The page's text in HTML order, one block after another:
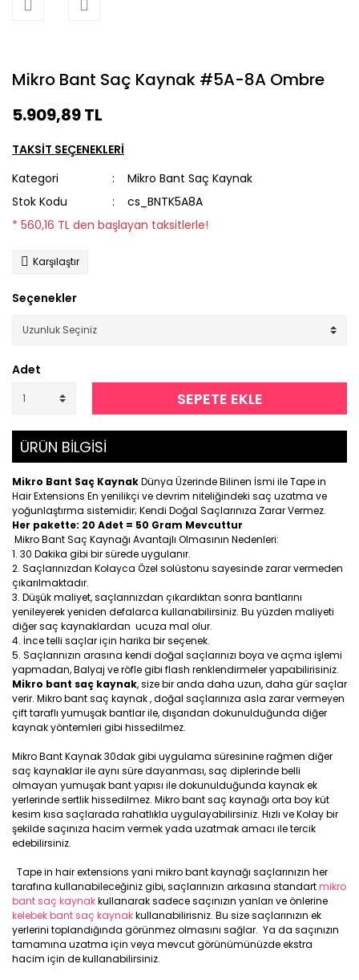
Mikro Bant Saç Kaynak #5A-8A Ombre
5.909,89 TL
TAKSİT SEÇENEKLERİ
Kategori
Mikro Bant Saç Kaynak
Stok Kodu
cs_BNTK5A8A
* 560,16 TL den başlayan taksitlerle!
Karşılaştır
Seçenekler
Adet
SEPETE EKLE
ÜRÜN BİLGİSİ
Mikro Bant Saç KaynakDünya Üzerinde Bilinen İsmi ile Tape in
Hair Extensions En yenilikçi ve devrim niteliğindeki saç uzatma ve
yoğunlaştırma sistemidir; Kendi Doğal Saçlarınıza Zarar Vermez.
Her pakette: 20 Adet = 50 Gram Mevcuttur
Mikro Bant Saç Kaynağı Avantajlı Olmasının Nedenleri:
30 Dakika gibi bir sürede uygulanır.
Saçlarınızdan Kolayca Özel solüstonu sayesinde zarar vermeden
çıkarılmaktadır.
Düşük maliyet, saçlarınızdan çıkardıktan sonra bantlarını
yenileyerek yeniden defalarca kullanabilirsiniz. Bu yüzden maliyeti
diğer saç kaynaklardan ucuza mal olur.
İnce telli saçlar için harika bir seçenek.
Saçlarınızın arasına kendi doğal saçlarınızı boya ve açma işlemi
yapmadan, Balyaj ve röfle gibi flash renklendirmeler yapabilirisiniz.
Mikro bant saç kaynak, size bir anda daha uzun, daha gür saçlar
verir. Mikro bant saç kaynak , doğal saçlarınıza asla zarar vermeyen
çift taraflı yumuşak bantlar ile, dışarıdan dokunulduğunda diğer
kaynak yöntemleri gibi hissedilmez.
Mikro Bant Kaynak 30dak gibi uygulama süresinine rağmen diğer
saç kaynaklar ile aynı süre dayanması, saç diplerinde belli
olmayan yumuşak bant yapısı ile dokunulduğunda kaynak ek
yerlerinde sertlik hissedilmez. Mikro bant saç kaynağı orta boy küt
kesim kısa saçlarada rahatlıkla uygulayabilirsiniz. Hızlı ve Kolay bir
şekilde saçınıza hacim vermek yada uzatmak amacı ile tercik
edebilirsiniz.
Tape in hair extensions yani mikro bant kaynağı saçlarınızın her
tarafına kullanabileceğiniz gibi, saçlarınızın arkasına standartmikro
bant saç kaynakkullanarak sadece saçınızın yanları ve önlerine
kelebek bant saç kaynakkullanabilirisniz. Bu size saçlarınızın ek
yerlerini toplandığında görünmez olmasını sağlar. Ya da saçınızın
tamamına uzatma için veya mevcut görünümünüzde ekstra
hacim için de kullanabilirsiniz.